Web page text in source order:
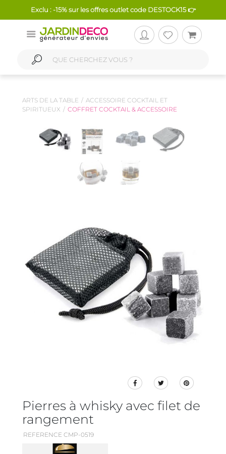
Exclu : -15% sur les offres outlet code DESTOCK15 👉
ARTS DE LA TABLE
ACCESSOIRE COCKTAIL ET
SPIRITUEUX
COFFRET COCKTAIL & ACCESSOIRE
Pierres à whisky avec filet de
rangement
REFERENCE CMP-0519